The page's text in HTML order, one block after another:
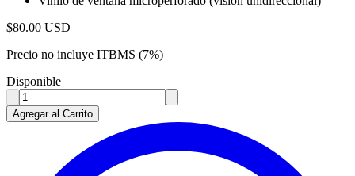
$80.00 USD
Precio no incluye ITBMS (7%)
Disponible
Agregar al Carrito